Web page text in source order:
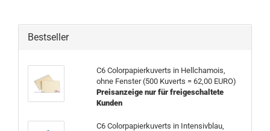
Bestseller
C6 Colorpapierkuverts in Hellchamois,
ohne Fenster (500 Kuverts = 62,00 EURO)
Preisanzeige nur für freigeschaltete
Kunden
C6 Colorpapierkuverts in Intensivblau,